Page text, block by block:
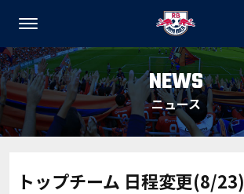
NEWS
ニュース
トップチーム 日程変更(8/